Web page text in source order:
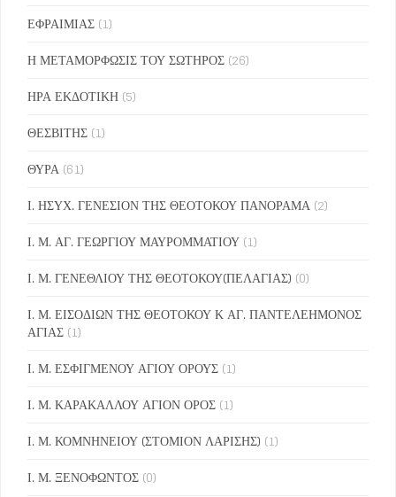
ΕΦΡΑΙΜΙΑΣ (1)
Η ΜΕΤΑΜΟΡΦΩΣΙΣ ΤΟΥ ΣΩΤΗΡΟΣ (26)
ΗΡΑ ΕΚΔΟΤΙΚΗ (5)
ΘΕΣΒΙΤΗΣ (1)
ΘΥΡΑ (61)
Ι. ΗΣΥΧ. ΓΕΝΕΣΙΟΝ ΤΗΣ ΘΕΟΤΟΚΟΥ ΠΑΝΟΡΑΜΑ (2)
Ι. Μ. ΑΓ. ΓΕΩΡΓΙΟΥ ΜΑΥΡΟΜΜΑΤΙΟΥ (1)
Ι. Μ. ΓΕΝΕΘΛΙΟΥ ΤΗΣ ΘΕΟΤΟΚΟΥ(ΠΕΛΑΓΙΑΣ) (0)
Ι. Μ. ΕΙΣΟΔΙΩΝ ΤΗΣ ΘΕΟΤΟΚΟΥ Κ ΑΓ. ΠΑΝΤΕΛΕΗΜΟΝΟΣ
ΑΓΙΑΣ (1)
Ι. Μ. ΕΣΦΙΓΜΕΝΟΥ ΑΓΙΟΥ ΟΡΟΥΣ (1)
Ι. Μ. ΚΑΡΑΚΑΛΛΟΥ ΑΓΙΟΝ ΟΡΟΣ (1)
Ι. Μ. ΚΟΜΝΗΝΕΙΟΥ (ΣΤΟΜΙΟΝ ΛΑΡΙΣΗΣ) (1)
Ι. Μ. ΞΕΝΟΦΩΝΤΟΣ (0)